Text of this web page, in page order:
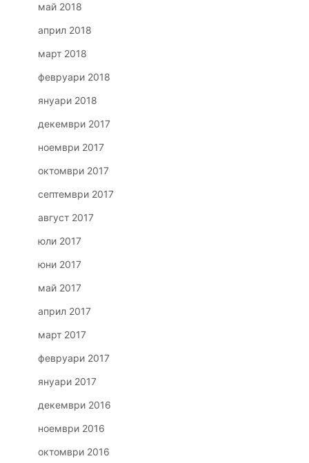
май 2018
април 2018
март 2018
февруари 2018
януари 2018
декември 2017
ноември 2017
октомври 2017
септември 2017
август 2017
юли 2017
юни 2017
май 2017
април 2017
март 2017
февруари 2017
януари 2017
декември 2016
ноември 2016
октомври 2016